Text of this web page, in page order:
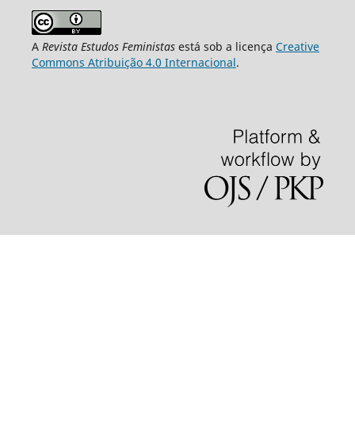
A Revista Estudos Feministasestá sob a licença Creative
Commons Atribuição 4.0 Internacional.